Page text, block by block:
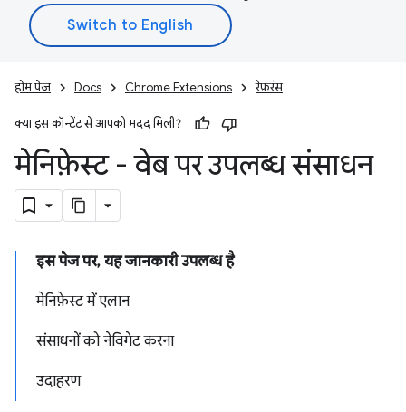
होम पेज Docs Chrome Extensions रेफ़रंस
क्या इस कॉन्टेंट से आपको मदद मिली?
मेनिफ़ेस्ट - वेब पर उपलब्ध संसाधन
इस पेज पर, यह जानकारी उपलब्ध है
मेनिफ़ेस्ट में एलान
संसाधनों को नेविगेट करना
उदाहरण